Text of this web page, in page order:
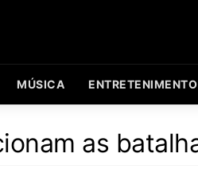
MÚSICA ENTRETENIMENTO
as